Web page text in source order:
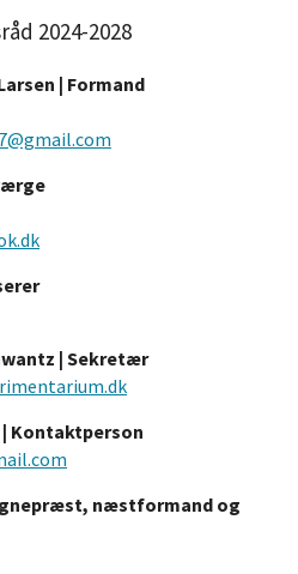
2024-2028
| Formand
| Sekretær
Kontaktperson
næstformand og